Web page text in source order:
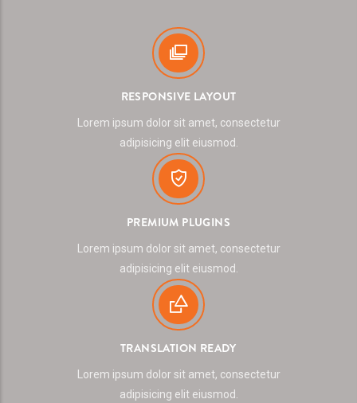
RESPONSIVE LAYOUT
Lorem ipsum dolor sit amet, consectetur
adipisicing elit eiusmod.
PREMIUM PLUGINS
Lorem ipsum dolor sit amet, consectetur
adipisicing elit eiusmod.
TRANSLATION READY
Lorem ipsum dolor sit amet, consectetur
adipisicing elit eiusmod.